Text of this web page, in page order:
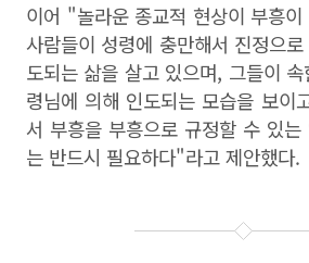
이어 "놀라운 종교적 현상이 부흥
사람들이 성령에 충만해서 진정으
도되는 삶을 살고 있으며, 그들이
령님에 의해 인도되는 모습을 보이
서 부흥을 부흥으로 규정할 수 있
는 반드시 필요하다"라고 제안했다.